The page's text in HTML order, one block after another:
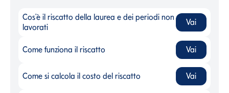
Cos'è il riscatto della laurea e dei periodi non lavorati -
Cos'è il riscatto della laurea e dei periodi non
lavorati
Vai
Come funziona il riscatto
Come funziona il riscatto Vai
Come si calcola il costo del riscatto
Come si calcola il costo del riscatto Vai